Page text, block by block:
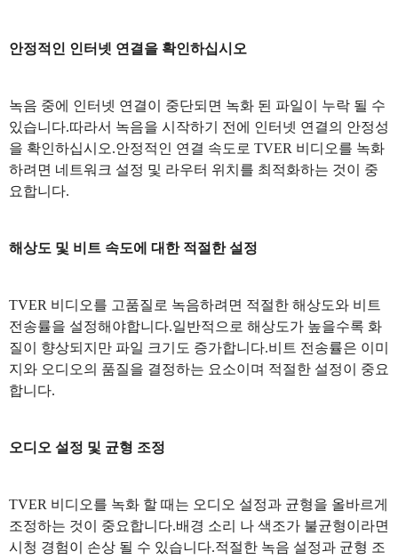
안정적인 인터넷 연결을 확인하십시오
녹음 중에 인터넷 연결이 중단되면 녹화 된 파일이 누락 될 수
있습니다.따라서 녹음을 시작하기 전에 인터넷 연결의 안정성
을 확인하십시오.안정적인 연결 속도로 TVER 비디오를 녹화
하려면 네트워크 설정 및 라우터 위치를 최적화하는 것이 중
요합니다.
해상도 및 비트 속도에 대한 적절한 설정
TVER 비디오를 고품질로 녹음하려면 적절한 해상도와 비트
전송률을 설정해야합니다.일반적으로 해상도가 높을수록 화
질이 향상되지만 파일 크기도 증가합니다.비트 전송률은 이미
지와 오디오의 품질을 결정하는 요소이며 적절한 설정이 중요
합니다.
오디오 설정 및 균형 조정
TVER 비디오를 녹화 할 때는 오디오 설정과 균형을 올바르게
조정하는 것이 중요합니다.배경 소리 나 색조가 불균형이라면
시청 경험이 손상 될 수 있습니다.적절한 녹음 설정과 균형 조